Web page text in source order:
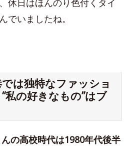
休日はほんのり色付くタイ
でいましたね。
は独特なファッショ
私の好きなもの”はブ
の高校時代は1980年代後半